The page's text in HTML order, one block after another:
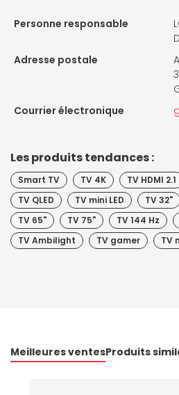
Personne responsable
Adresse postale
Courrier électronique
Les produits tendances :
Smart TV TV 4K TV HDMI 2.1
TV QLED
TV mini LED TV 32"
TV 65"
TV 75" TV 144 Hz
TV Ambilight
TV gamer TV
Meilleures ventesProduits